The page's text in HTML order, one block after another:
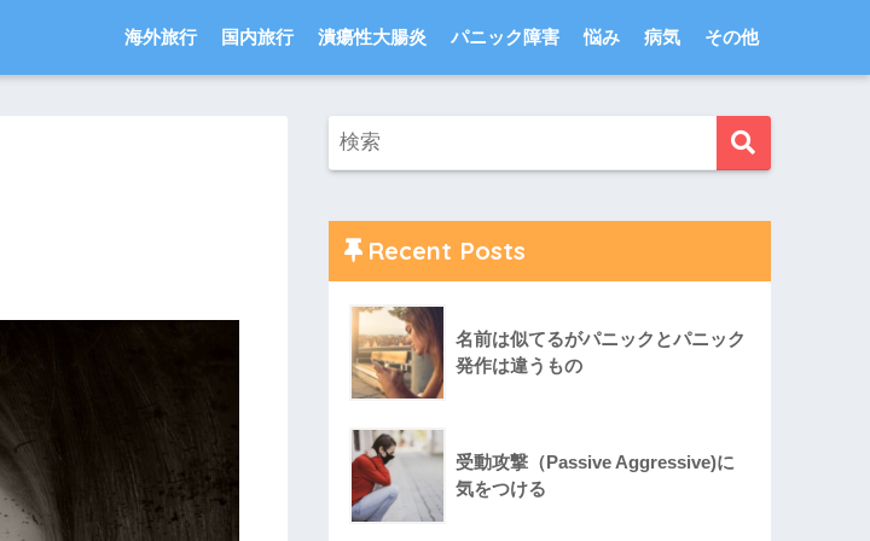
海外旅行 国内旅行 潰瘍性大腸炎 パニック障害 悩み 病気 その他
Recent Posts
名前は似てるがパニックとパニック
発作は違うもの
受動攻撃（Passive Aggressive)に
気をつける